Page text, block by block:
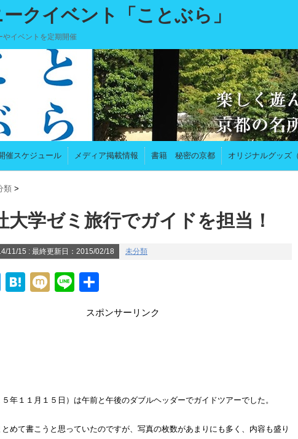
クイベント「ことぶら」
イベントを定期開催
催スケジュール メディア掲載情報 書籍 秘密の京都 オリジナルグッズ
類 >
大学ゼミ旅行でガイドを担当！
11/15 : 最終更新日：2015/02/18 未分類
T
H
M
Li
スポンサーリンク
年１１月１５日）は午前と午後のダブルヘッダーでガイドツアーでした。
めて書こうと思っていたのですが、写真の枚数があまりにも多く、内容も盛り